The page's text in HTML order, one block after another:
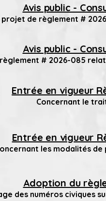
Avis public -
projet de règlement #
Avis public -
# 2026-085
Entrée en vigueur
Concernant le
Entrée en vigueur
les modalités
Adoption du
des numéros civiques